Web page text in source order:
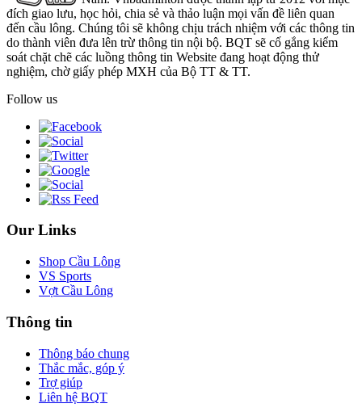
đích giao lưu, học hỏi, chia sẻ và thảo luận mọi vấn đề liên quan
đến cầu lông. Chúng tôi sẽ không chịu trách nhiệm với các thông tin
do thành viên đưa lên trừ thông tin nội bộ. BQT sẽ cố gắng kiểm
soát chặt chẽ các luồng thông tin Website đang hoạt động thử
nghiệm, chờ giấy phép MXH của Bộ TT & TT.
Follow us
Our Links
Shop Cầu Lông
VS Sports
Vợt Cầu Lông
Thông tin
Thông báo chung
Thắc mắc, góp ý
Trợ giúp
Liên hệ BQT